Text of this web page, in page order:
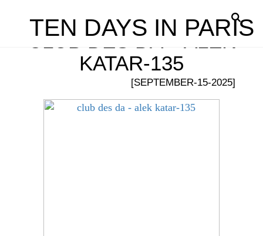
TEN DAYS IN PARIS
CLUB DES DA – ALEK
KATAR-135
[SEPTEMBER-15-2025]